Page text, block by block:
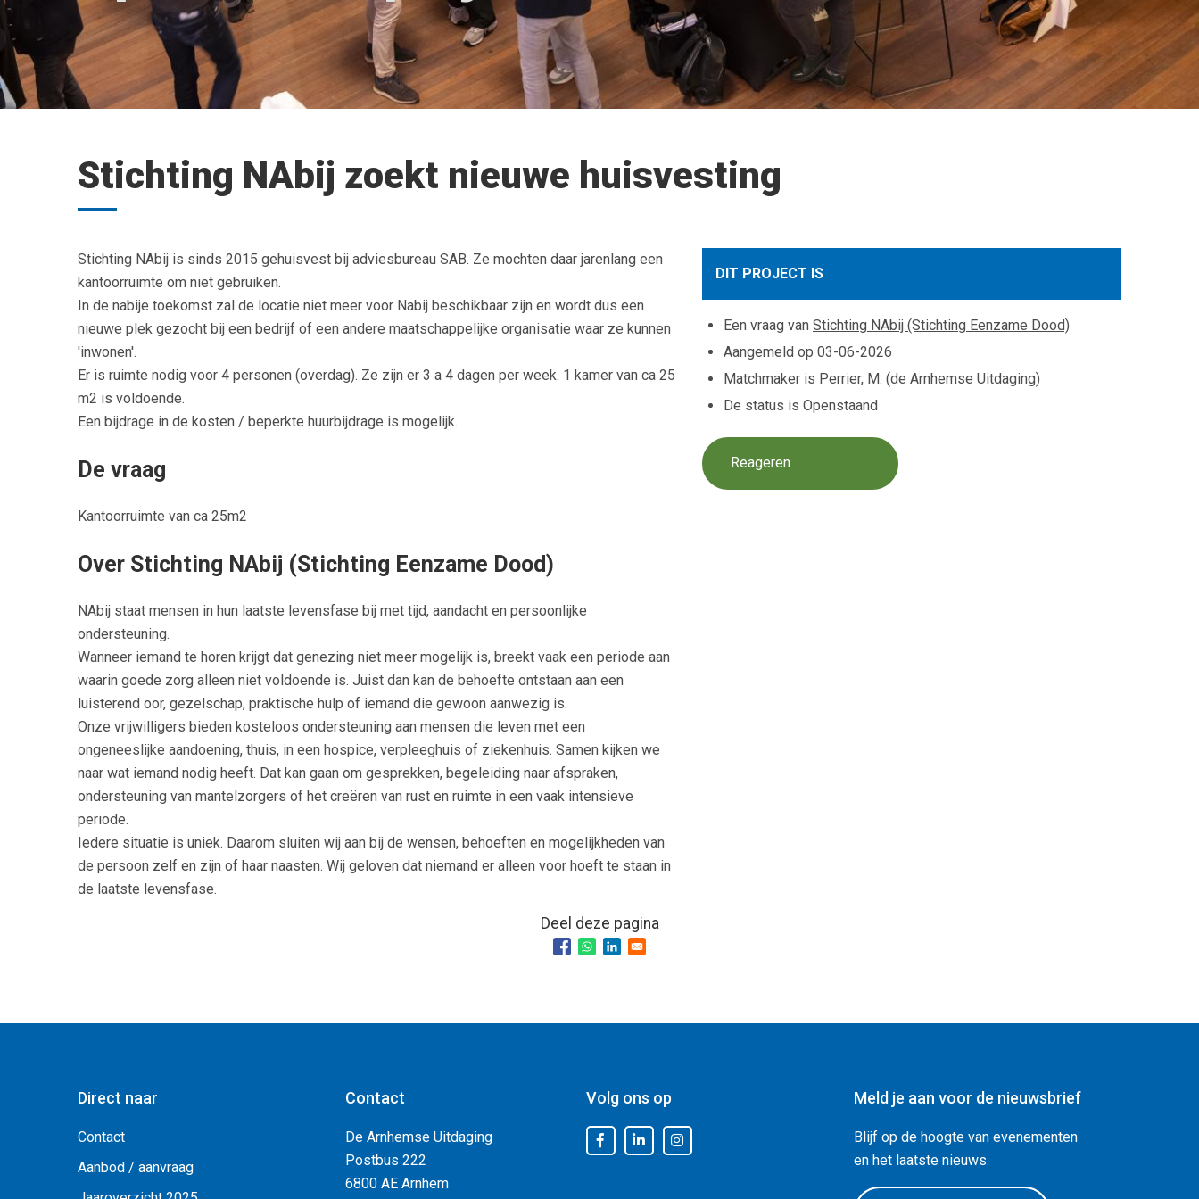
Stichting NAbij zoekt nieuwe huisvesting
DIT PROJECT IS
Een vraag van Stichting NAbij (Stichting Eenzame Dood)
Aangemeld op 03-06-2026
Matchmaker is Perrier, M. (de Arnhemse Uitdaging)
De status is Openstaand
Reageren
Stichting NAbij is sinds 2015 gehuisvest bij adviesbureau SAB. Ze mochten daar jarenlang een
kantoorruimte om niet gebruiken.
In de nabije toekomst zal de locatie niet meer voor Nabij beschikbaar zijn en wordt dus een
nieuwe plek gezocht bij een bedrijf of een andere maatschappelijke organisatie waar ze kunnen
'inwonen'.
Er is ruimte nodig voor 4 personen (overdag). Ze zijn er 3 a 4 dagen per week. 1 kamer van ca 25
m2 is voldoende.
Een bijdrage in de kosten / beperkte huurbijdrage is mogelijk.
De vraag
Kantoorruimte van ca 25m2
Over Stichting NAbij (Stichting Eenzame Dood)
NAbij staat mensen in hun laatste levensfase bij met tijd, aandacht en persoonlijke
ondersteuning.
Wanneer iemand te horen krijgt dat genezing niet meer mogelijk is, breekt vaak een periode aan
waarin goede zorg alleen niet voldoende is. Juist dan kan de behoefte ontstaan aan een
luisterend oor, gezelschap, praktische hulp of iemand die gewoon aanwezig is.
Onze vrijwilligers bieden kosteloos ondersteuning aan mensen die leven met een
ongeneeslijke aandoening, thuis, in een hospice, verpleeghuis of ziekenhuis. Samen kijken we
naar wat iemand nodig heeft. Dat kan gaan om gesprekken, begeleiding naar afspraken,
ondersteuning van mantelzorgers of het creëren van rust en ruimte in een vaak intensieve
periode.
Iedere situatie is uniek. Daarom sluiten wij aan bij de wensen, behoeften en mogelijkheden van
de persoon zelf en zijn of haar naasten. Wij geloven dat niemand er alleen voor hoeft te staan in
de laatste levensfase.
Deel deze pagina
Direct naar
Contact
Aanbod / aanvraag
Contact
De Arnhemse Uitdaging
Postbus 222
6800 AE Arnhem
Volg ons op Meld je aan voor de nieuwsbrief
Blijf op de hoogte van evenementen
en het laatste nieuws.